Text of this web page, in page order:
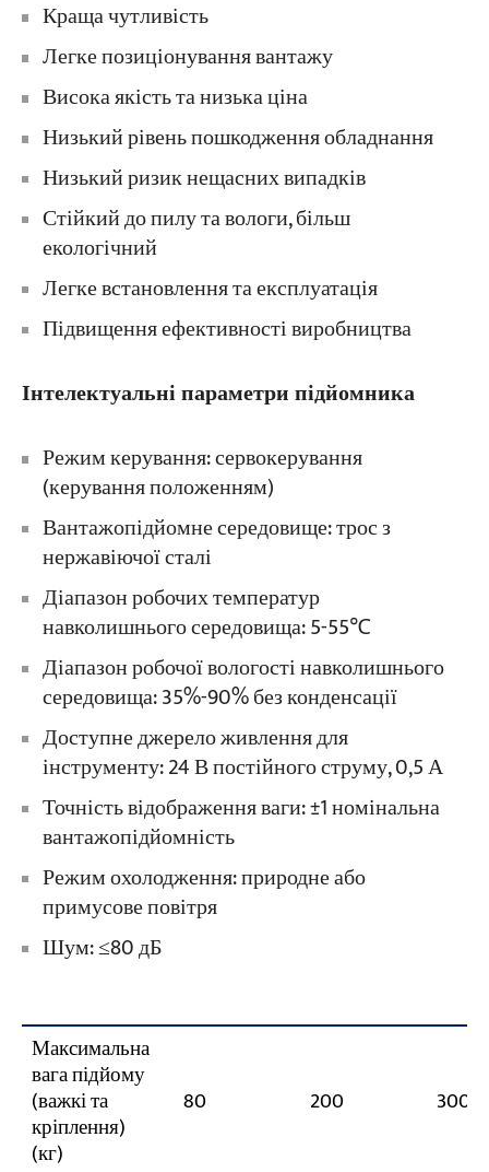
Краща чутливість
Легке позиціонування вантажу
Висока якість та низька ціна
Низький рівень пошкодження обладнання
Низький ризик нещасних випадків
Стійкий до пилу та вологи, більш
екологічний
Легке встановлення та експлуатація
Підвищення ефективності виробництва
Інтелектуальні параметри підйомника
Режим керування: сервокерування
(керування положенням)
Вантажопідйомне середовище: трос з
нержавіючої сталі
Діапазон робочих температур
навколишнього середовища: 5-55℃
Діапазон робочої вологості навколишнього
середовища: 35%-90% без конденсації
Доступне джерело живлення для
інструменту: 24 В постійного струму, 0,5 А
Точність відображення ваги: ±1 номінальна
вантажопідйомність
Режим охолодження: природне або
примусове повітря
Шум: ≤80 дБ
Максимальна
вага підйому
(важкі та
кріплення)
(кг)
80 200 300